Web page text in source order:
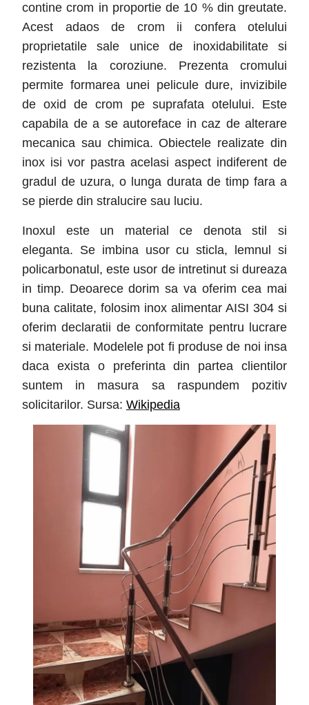
contine crom in proportie de 10 % din greutate.
Acest adaos de crom ii confera otelului
proprietatile sale unice de inoxidabilitate si
rezistenta la coroziune. Prezenta cromului
permite formarea unei pelicule dure, invizibile
de oxid de crom pe suprafata otelului. Este
capabila de a se autoreface in caz de alterare
mecanica sau chimica. Obiectele realizate din
inox isi vor pastra acelasi aspect indiferent de
gradul de uzura, o lunga durata de timp fara a
se pierde din stralucire sau luciu.
Inoxul este un material ce denota stil si
eleganta. Se imbina usor cu sticla, lemnul si
policarbonatul, este usor de intretinut si dureaza
in timp. Deoarece dorim sa va oferim cea mai
buna calitate, folosim inox alimentar AISI 304 si
oferim declaratii de conformitate pentru lucrare
si materiale. Modelele pot fi produse de noi insa
daca exista o preferinta din partea clientilor
suntem in masura sa raspundem pozitiv
solicitarilor. Sursa: Wikipedia